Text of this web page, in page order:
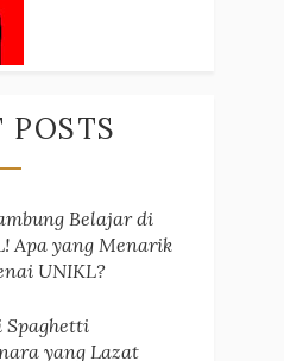
POSTS
Belajar di
Apa yang Menarik
UNIKL?
Spaghetti
yang Lazat